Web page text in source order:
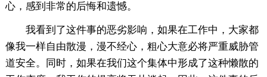
心，感到非常的后悔和遗憾。
我看到了这件事的恶劣影响，如果在工作中，大家都
像我一样自由散漫，漫不经心，粗心大意必将严重威胁管
道安全。同时，如果在我们这个集体中形成了这种懒散的